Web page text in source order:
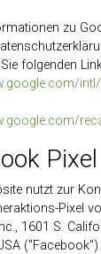
zu
folgenden
Pixel
nutzt zur
Pixel
1601 S.
("Facebook").